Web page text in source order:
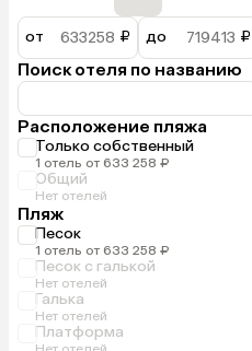
от ₽ до ₽
Поиск отеля по названию
Расположение пляжа
Только собственный
1 отель от 633 258 ₽
Общий
Нет отелей
Пляж
Песок
1 отель от 633 258 ₽
Песок с галькой
Нет отелей
Галька
Нет отелей
Платформа